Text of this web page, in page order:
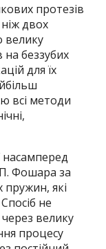
протезів
двох
велику
на беззубих
для їх
всі методи
насамперед
П. Фошара за
які
не
велику
процесу